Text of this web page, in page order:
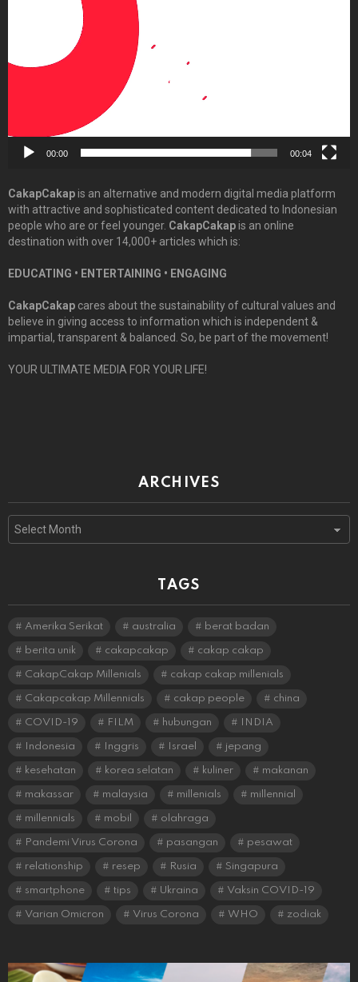
00:00 00:04
CakapCakapis an alternative and modern digital media platform
with attractive and sophisticated content dedicated to Indonesian
people who are or feel younger. CakapCakapis an online
destination with over 14,000+ articles which is:
EDUCATING • ENTERTAINING • ENGAGING
CakapCakap cares about the sustainability of cultural values and
believe in giving access to information which is independent &
impartial, transparent & balanced. So, be part of the movement!
YOUR ULTIMATE MEDIA FOR YOUR LIFE!
ARCHIVES
Archives
TAGS
Amerika Serikat australia berat badan
berita unik cakapcakap cakap cakap
CakapCakap Millenials cakap cakap millenials
Cakapcakap Millennials cakap people china
COVID-19 FILM hubungan INDIA
Indonesia Inggris Israel jepang
kesehatan korea selatan kuliner makanan
makassar malaysia millenials millennial
millennials mobil olahraga
Pandemi Virus Corona pasangan pesawat
relationship resep Rusia Singapura
smartphone tips Ukraina Vaksin COVID-19
Varian Omicron Virus Corona WHO zodiak